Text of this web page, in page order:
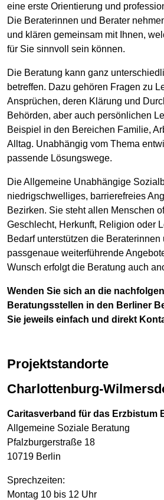
eine erste Orientierung und
Die Beraterinnen und Berater
und klären gemeinsam mit Ihnen,
für Sie sinnvoll sein können.
Die Beratung kann ganz
betreffen. Dazu gehören Fragen zu
Ansprüchen, deren Klärung und
Behörden, aber auch persönlichen
Beispiel in den Bereichen Familie,
Alltag. Unabhängig vom Thema
passende Lösungswege.
Die Allgemeine Unabhängige
niedrigschwelliges, barrierefreies
Bezirken. Sie steht allen Menschen
Geschlecht, Herkunft, Religion oder
Bedarf unterstützen die Beraterinnen
passgenaue weiterführende
Wunsch erfolgt die Beratung auch
Wenden Sie sich an die
Beratungsstellen in den Berliner
Sie jeweils einfach und direkt
Projektstandorte
Charlottenburg-
Caritasverband für das Erzbistum
Allgemeine Soziale Beratung
Pfalzburgerstraße 18
10719 Berlin
Sprechzeiten:
Montag 10 bis 12 Uhr